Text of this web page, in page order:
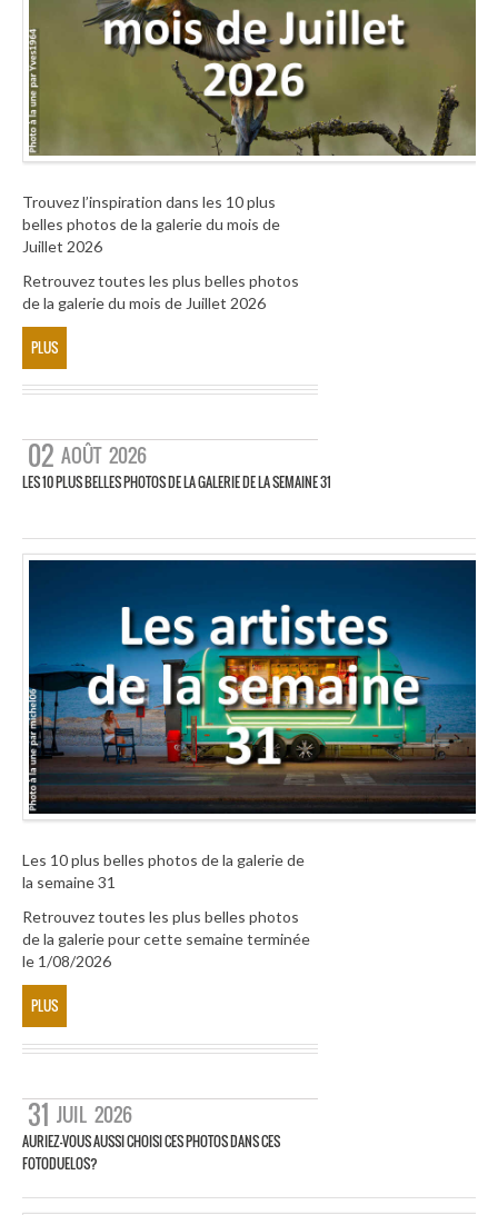
Trouvez l’inspiration dans les 10 plus
belles photos de la galerie du mois de
Juillet 2026
Retrouvez toutes les plus belles photos
de la galerie du mois de Juillet 2026
PLUS
02 AOÛT 2026
LES 10 PLUS BELLES PHOTOS DE LA GALERIE DE LA SEMAINE 31
Les 10 plus belles photos de la galerie de
la semaine 31
Retrouvez toutes les plus belles photos
de la galerie pour cette semaine terminée
le 1/08/2026
PLUS
31 JUIL 2026
AURIEZ-VOUS AUSSI CHOISI CES PHOTOS DANS CES
FOTODUELOS?